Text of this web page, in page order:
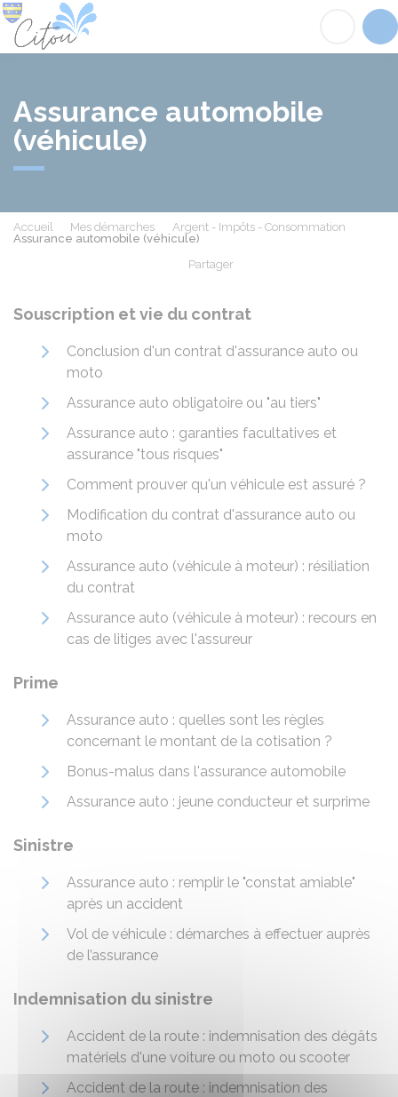
Assurance automobile
(véhicule)
Accueil Mes démarches
Argent - Impôts - Consommation
Assurance automobile (véhicule)
Partager
Souscription et vie du contrat
Conclusion d'un contrat d'assurance auto ou
moto
Assurance auto obligatoire ou "au tiers"
Assurance auto : garanties facultatives et
assurance "tous risques"
Comment prouver qu'un véhicule est assuré ?
Modification du contrat d'assurance auto ou
moto
Assurance auto (véhicule à moteur) : résiliation
du contrat
Assurance auto (véhicule à moteur) : recours en
cas de litiges avec l'assureur
Prime
Assurance auto : quelles sont les règles
concernant le montant de la cotisation ?
Bonus-malus dans l'assurance automobile
Assurance auto : jeune conducteur et surprime
Sinistre
Assurance auto : remplir le "constat amiable"
après un accident
Vol de véhicule : démarches à effectuer auprès
de l’assurance
Indemnisation du sinistre
Accident de la route : indemnisation des dégâts
matériels d'une voiture ou moto ou scooter
Accident de la route : indemnisation des